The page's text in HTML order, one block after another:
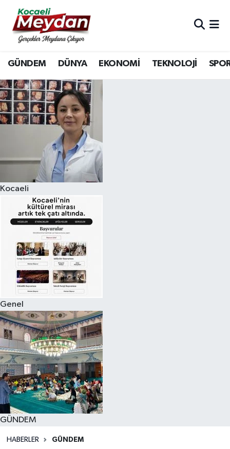
GÜNDEM DÜNYA EKONOMİ TEKNOLOJİ
Kocaeli
Genel
GÜNDEM
HABERLER GÜNDEM
Nöbetçi Eczaneler
Hava Durumu
Trafik Durumu
Süper Lig Puan Durumu ve Fikstür
Tüm Manşetler
Son Dakika Haberleri
Haber Arşivi